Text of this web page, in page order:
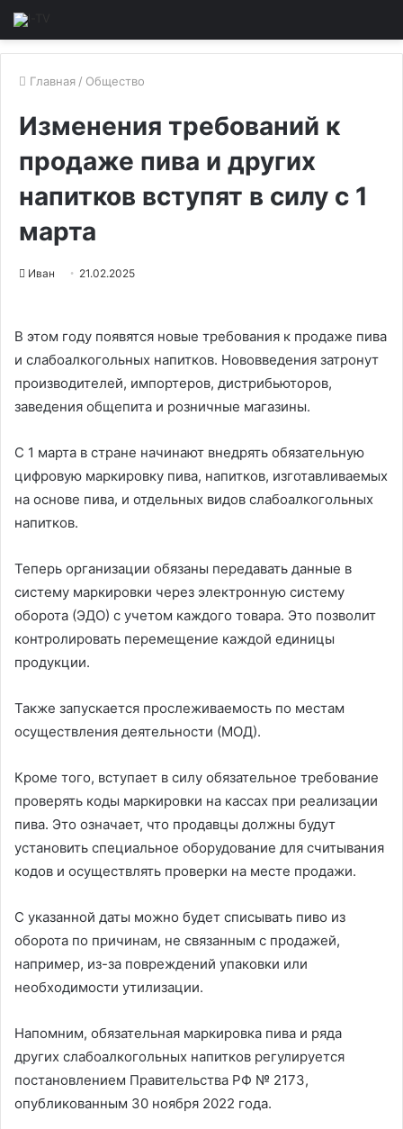
Главная / Общество
Изменения требований к
продаже пива и других
напитков вступят в силу с 1
марта
Иван 21.02.2025
В этом году появятся новые требования к продаже пива
и слабоалкогольных напитков. Нововведения затронут
производителей, импортеров, дистрибьюторов,
заведения общепита и розничные магазины.
С 1 марта в стране начинают внедрять обязательную
цифровую маркировку пива, напитков, изготавливаемых
на основе пива, и отдельных видов слабоалкогольных
напитков.
Теперь организации обязаны передавать данные в
систему маркировки через электронную систему
оборота (ЭДО) с учетом каждого товара. Это позволит
контролировать перемещение каждой единицы
продукции.
Также запускается прослеживаемость по местам
осуществления деятельности (МОД).
Кроме того, вступает в силу обязательное требование
проверять коды маркировки на кассах при реализации
пива. Это означает, что продавцы должны будут
установить специальное оборудование для считывания
кодов и осуществлять проверки на месте продажи.
С указанной даты можно будет списывать пиво из
оборота по причинам, не связанным с продажей,
например, из-за повреждений упаковки или
необходимости утилизации.
Напомним, обязательная маркировка пива и ряда
других слабоалкогольных напитков регулируется
постановлением Правительства РФ № 2173,
опубликованным 30 ноября 2022 года.